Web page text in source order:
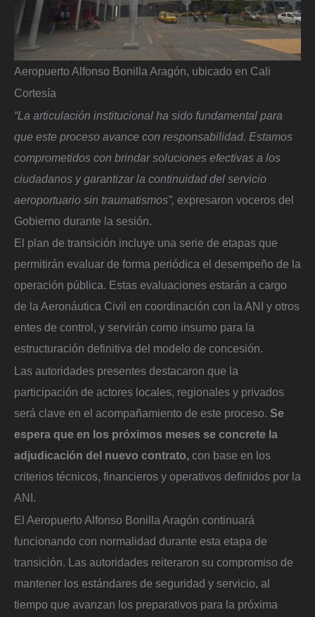
Aeropuerto Alfonso Bonilla Aragón, ubicado en Cali
Cortesía
“La articulación institucional ha sido fundamental para
que este proceso avance con responsabilidad. Estamos
comprometidos con brindar soluciones efectivas a los
ciudadanos y garantizar la continuidad del servicio
aeroportuario sin traumatismos”, expresaron voceros del
Gobierno durante la sesión.
El plan de transición incluye una serie de etapas que
permitirán evaluar de forma periódica el desempeño de la
operación pública. Estas evaluaciones estarán a cargo
de la Aeronáutica Civil en coordinación con la ANI y otros
entes de control, y servirán como insumo para la
estructuración definitiva del modelo de concesión.
Las autoridades presentes destacaron que la
participación de actores locales, regionales y privados
será clave en el acompañamiento de este proceso. Se
espera que en los próximos meses se concrete la
adjudicación del nuevo contrato, con base en los
criterios técnicos, financieros y operativos definidos por la
ANI.
El Aeropuerto Alfonso Bonilla Aragón continuará
funcionando con normalidad durante esta etapa de
transición. Las autoridades reiteraron su compromiso de
mantener los estándares de seguridad y servicio, al
tiempo que avanzan los preparativos para la próxima